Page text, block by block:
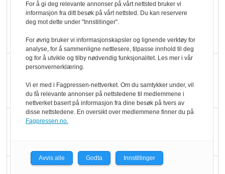
Kolonihagens norske
yoghurt: Trues av
melkemangel
Marit Kolby vant
Økologisk Norge sin
hederspris
For å gi deg relevante annonser på vårt nettsted bruker vi
informasjon fra ditt besøk på vårt nettsted. Du kan reservere
deg mot dette under "Innstillinger".
For øvrig bruker vi informasjonskapsler og lignende verktøy for
analyse, for å sammenligne nettlesere, tilpasse innhold til deg
og for å utvikle og tilby nødvendig funksjonalitet. Les mer i vår
personvernerklæring.
Vi er med i Fagpressen-nettverket. Om du samtykker under, vil
du få relevante annonser på nettstedene til medlemmene i
nettverket basert på informasjon fra dine besøk på tvers av
disse nettstedene. En oversikt over medlemmene finner du på
Fagpressen.no.
Avvis alle Godta Innstillinger